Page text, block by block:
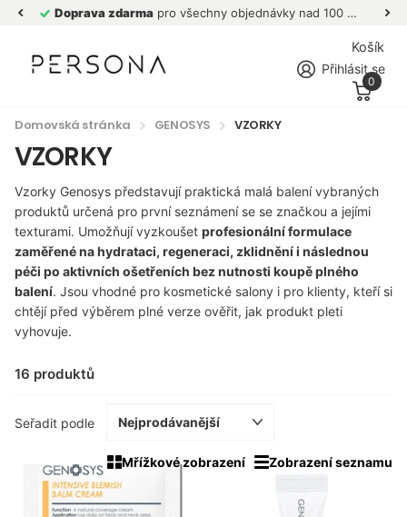
Doprava zdarmapro všechny objednávky nad 100 eur.
Přihlásit se
Košík
0
Domovská stránka GENOSYS VZORKY
VZORKY
Vzorky Genosys představují praktická malá balení vybraných
produktů určená pro první seznámení se se značkou a jejími
texturami. Umožňují vyzkoušet profesionální formulace
zaměřené na hydrataci, regeneraci, zklidnění i následnou
péči po aktivních ošetřeních bez nutnosti koupě plného
balení. Jsou vhodné pro kosmetické salony i pro klienty, kteří si
chtějí před výběrem plné verze ověřit, jak produkt pleti
vyhovuje.
16 produktů
Mřížkové zobrazení Zobrazení seznamu
Seřadit podle